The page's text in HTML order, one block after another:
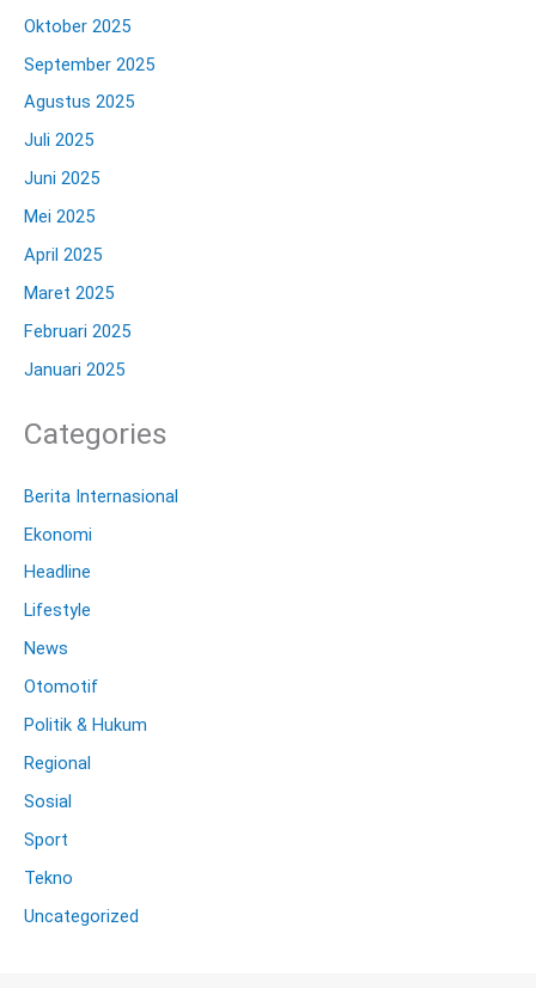
Oktober 2025
September 2025
Agustus 2025
Juli 2025
Juni 2025
Mei 2025
April 2025
Maret 2025
Februari 2025
Januari 2025
Categories
Berita Internasional
Ekonomi
Headline
Lifestyle
News
Otomotif
Politik & Hukum
Regional
Sosial
Sport
Tekno
Uncategorized